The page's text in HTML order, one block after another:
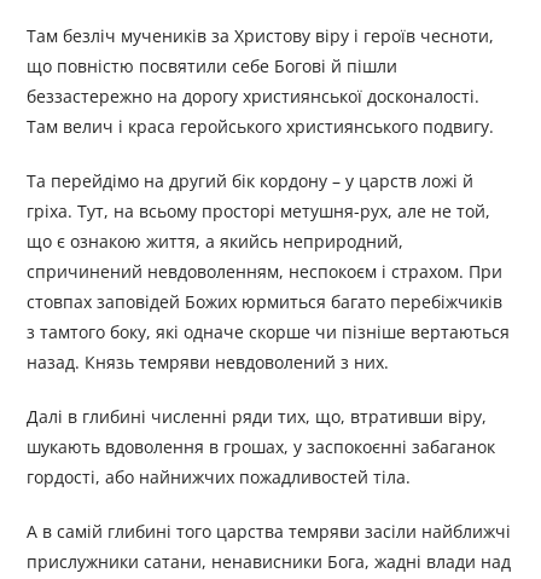
Там безліч мучеників за Христову віру і героїв чесноти,
що повністю посвятили себе Богові й пішли
беззастережно на дорогу християнської досконалості.
Там велич і краса геройського християнського подвигу.
Та перейдімо на другий бік кордону – у царств ложі й
гріха. Тут, на всьому просторі метушня-рух, але не той,
що є ознакою життя, а якийсь неприродний,
спричинений невдоволенням, неспокоєм і страхом. При
стовпах заповідей Божих юрмиться багато перебіжчиків
з тамтого боку, які одначе скорше чи пізніше вертаються
назад. Князь темряви невдоволений з них.
Далі в глибині численні ряди тих, що, втративши віру,
шукають вдоволення в грошах, у заспокоєнні забаганок
гордості, або найнижчих пожадливостей тіла.
А в самій глибині того царства темряви засіли найближчі
прислужники сатани, ненависники Бога, жадні влади над